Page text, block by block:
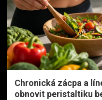
Chronická zácpa a
obnovit peristaltiku